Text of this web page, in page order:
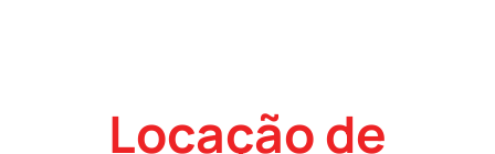
Locação de